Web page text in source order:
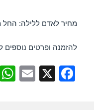
מחיר לאדם ללילה: החל מ-
להזמנה ופרטים נוספים
F
X
E